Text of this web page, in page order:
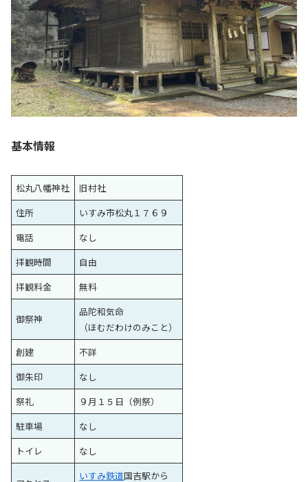
基本情報
松丸八幡神社
旧村社
住所
いすみ市松丸１７６９
電話
なし
拝観時間
自由
拝観料金
無料
御祭神
品陀和気命
（ほむだわけのみこと）
創建
不詳
御朱印
なし
祭礼
９月１５日（例祭）
駐車場
なし
トイレ
なし
いすみ鉄道国吉駅から